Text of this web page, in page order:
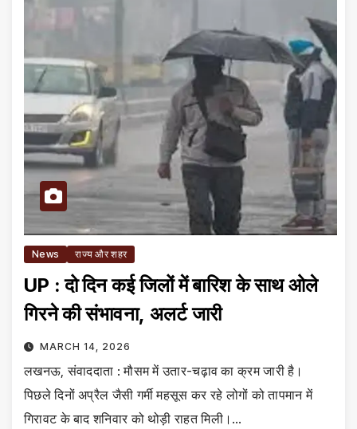
News राज्य और शहर
UP : दो दिन कई जिलों में बारिश के साथ ओले
गिरने की संभावना, अलर्ट जारी
MARCH 14, 2026
लखनऊ, संवाददाता : मौसम में उतार-चढ़ाव का क्रम जारी है।
पिछले दिनों अप्रैल जैसी गर्मी महसूस कर रहे लोगों को तापमान में
गिरावट के बाद शनिवार को थोड़ी राहत मिली।…